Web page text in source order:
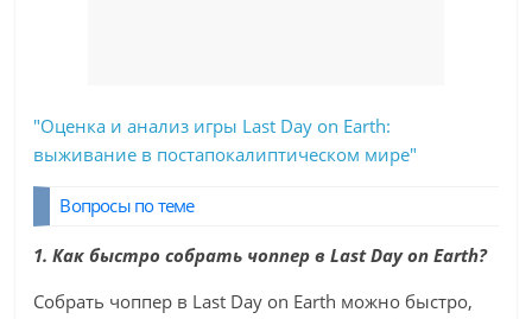
"Оценка и анализ игры Last Day on Earth:
выживание в постапокалиптическом мире"
Вопросы по теме
1. Как быстро собрать чоппер в Last Day on Earth?
Собрать чоппер в Last Day on Earth можно быстро,